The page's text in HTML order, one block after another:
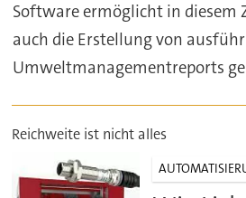
Software ermöglicht in diesem
auch die Erstellung von
Umweltmanagementreports
Reichweite ist nicht alles